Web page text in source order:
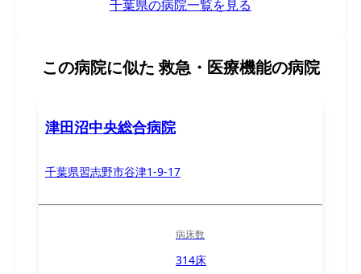
千葉県の病院一覧を見る
この病院に似た 救急・医療機能の病院
津田沼中央総合病院
千葉県習志野市谷津1-9-17
病床数
314床